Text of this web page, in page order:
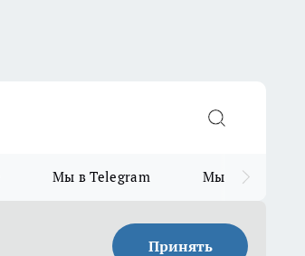
Мы в Telegram Мы в MAX
Принять